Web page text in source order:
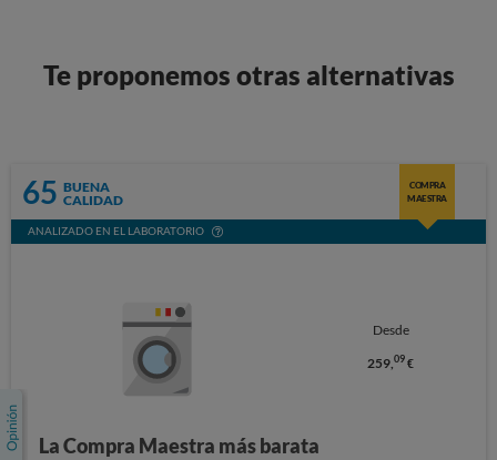
Te proponemos otras alternativas
65 BUENA
CALIDAD
COMPRA
MAESTRA
ANALIZADO EN EL LABORATORIO
Desde
259,09 €
La Compra Maestra más barata